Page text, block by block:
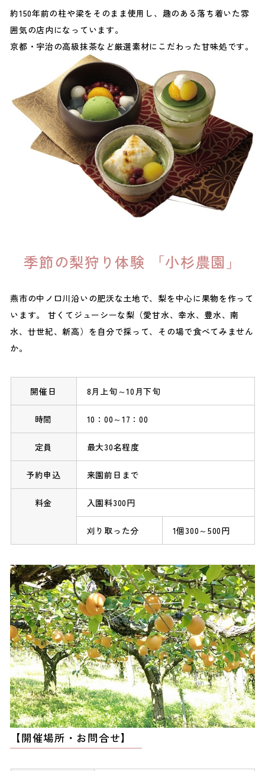
約150年前の柱や梁をそのまま使用し、趣のある落ち着いた雰
囲気の店内になっています。
京都・宇治の高級抹茶など厳選素材にこだわった甘味処です。
季節の梨狩り体験 「小杉農園」
燕市の中ノ口川沿いの肥沃な土地で、梨を中心に果物を作って
います。 甘くてジューシーな梨（愛甘水、幸水、豊水、南
水、廿世紀、新高）を自分で採って、その場で食べてみません
か。
開催日 8月上旬～10月下旬
時間 10：00～17：00
定員 最大30名程度
予約申込 来園前日まで
料金 入園料300円
刈り取った分 1個300～500円
【開催場所・お問合せ】